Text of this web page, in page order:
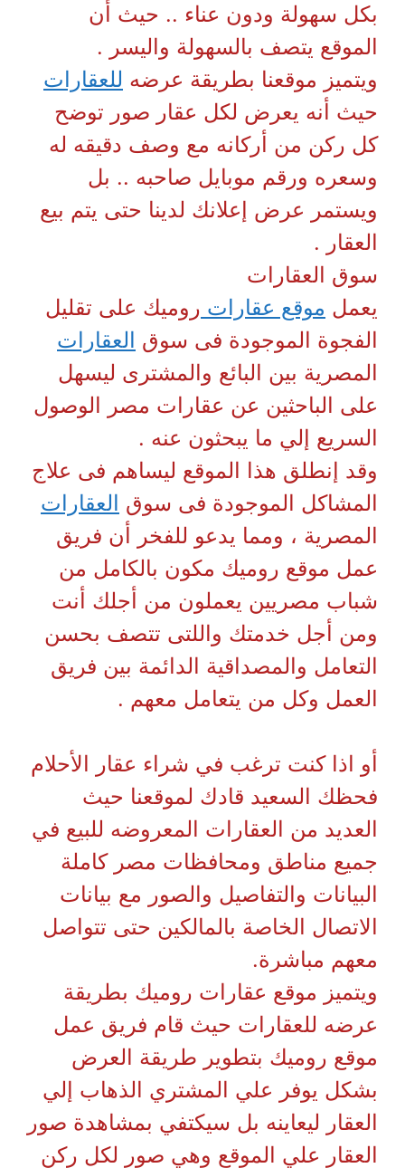
بكل سهولة ودون عناء .. حيث أن
الموقع يتصف بالسهولة واليسر .
ويتميز موقعنا بطريقة عرضه للعقارات
حيث أنه يعرض لكل عقار صور توضح
كل ركن من أركانه مع وصف دقيقه له
وسعره ورقم موبايل صاحبه .. بل
ويستمر عرض إعلانك لدينا حتى يتم بيع
العقار .
سوق العقارات
يعمل موقع عقارات روميك على تقليل
الفجوة الموجودة فى سوق العقارات
المصرية بين البائع والمشترى ليسهل
على الباحثين عن عقارات مصر الوصول
السريع إلي ما يبحثون عنه .
وقد إنطلق هذا الموقع ليساهم فى علاج
المشاكل الموجودة فى سوق العقارات
المصرية ، ومما يدعو للفخر أن فريق
عمل موقع روميك مكون بالكامل من
شباب مصريين يعملون من أجلك أنت
ومن أجل خدمتك واللتى تتصف بحسن
التعامل والمصداقية الدائمة بين فريق
العمل وكل من يتعامل معهم .
أو اذا كنت ترغب في شراء عقار الأحلام
فحظك السعيد قادك لموقعنا حيث
العديد من العقارات المعروضه للبيع في
جميع مناطق ومحافظات مصر كاملة
البيانات والتفاصيل والصور مع بيانات
الاتصال الخاصة بالمالكين حتى تتواصل
معهم مباشرة.
ويتميز موقع عقارات روميك بطريقة
عرضه للعقارات حيث قام فريق عمل
موقع روميك بتطوير طريقة العرض
بشكل يوفر علي المشتري الذهاب إلي
العقار ليعاينه بل سيكتفي بمشاهدة صور
العقار علي الموقع وهي صور لكل ركن